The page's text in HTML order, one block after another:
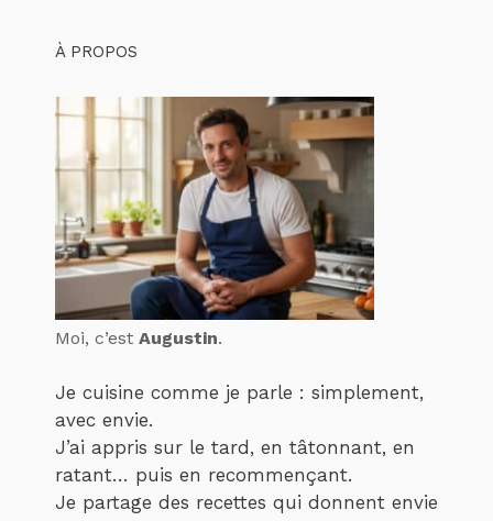
À PROPOS
Moi, c’est Augustin.
Je cuisine comme je parle : simplement,
avec envie.
J’ai appris sur le tard, en tâtonnant, en
ratant… puis en recommençant.
Je partage des recettes qui donnent envie